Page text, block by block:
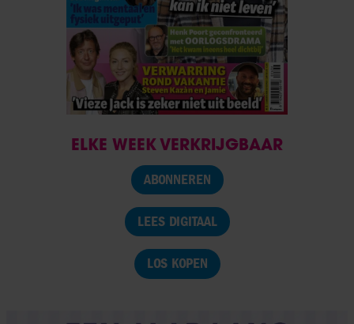
ELKE WEEK VERKRIJGBAAR
ABONNEREN
LEES DIGITAAL
LOS KOPEN